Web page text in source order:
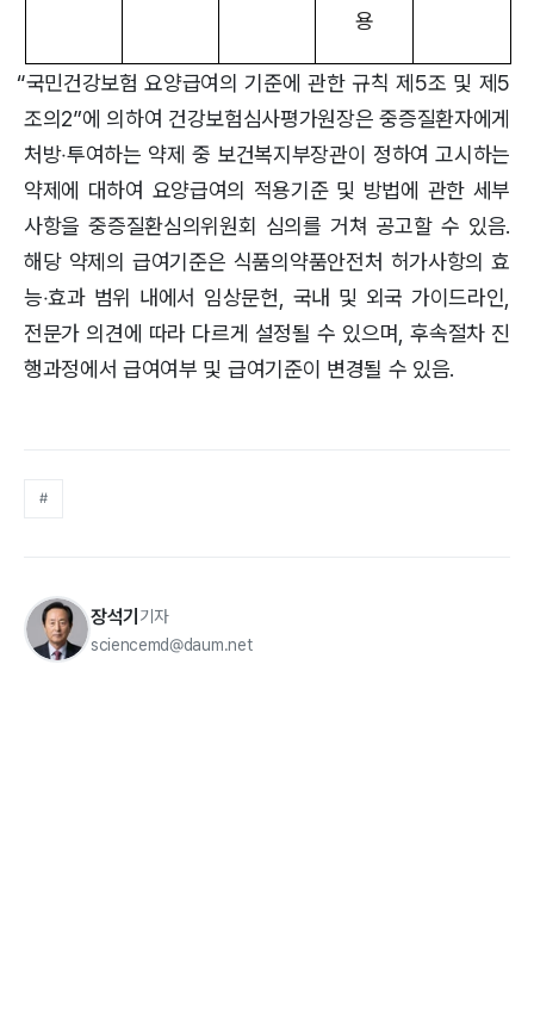
용
“국민건강보험 요양급여의 기준에 관한 규칙 제5조 및 제5
조의2”에 의하여 건강보험심사평가원장은 중증질환자에게
처방‧투여하는 약제 중 보건복지부장관이 정하여 고시하는
약제에 대하여 요양급여의 적용기준 및 방법에 관한 세부
사항을 중증질환심의위원회 심의를 거쳐 공고할 수 있음.
해당 약제의 급여기준은 식품의약품안전처 허가사항의 효
능‧효과 범위 내에서 임상문헌, 국내 및 외국 가이드라인,
전문가 의견에 따라 다르게 설정될 수 있으며, 후속절차 진
행과정에서 급여여부 및 급여기준이 변경될 수 있음.
#
장석기 기자
sciencemd@daum.net